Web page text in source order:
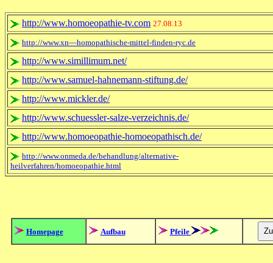
http://www.homoeopathie-tv.com 27.08.13
http://www.xn—homopathische-mittel-finden-ryc.de
http://www.simillimum.net/
http://www.samuel-hahnemann-stiftung.de/
http://www.mickler.de/
http://www.schuessler-salze-verzeichnis.de/
http://www.homoeopathie-homoeopathisch.de/
http://www.onmeda.de/behandlung/alternative-
heilverfahren/homoeopathie.html
Homepage Aufbau Pfeile